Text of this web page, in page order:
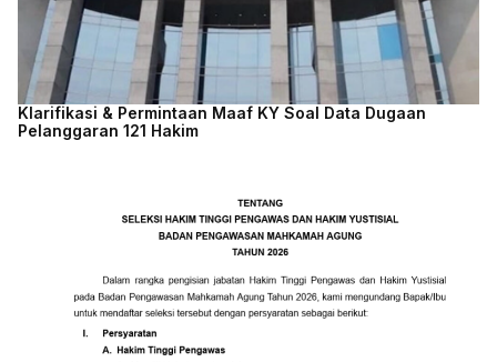
Klarifikasi & Permintaan Maaf KY Soal Data Dugaan
Pelanggaran 121 Hakim